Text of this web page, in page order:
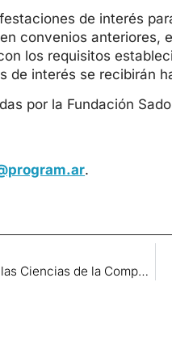
de interés
convenios
los requisitos
de interés se recibirán
por la Fundación
.
Asistencia técnica para fortalecer la enseñanza de las Ciencias de la Computación